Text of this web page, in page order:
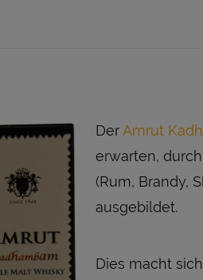
DerAmrut
erwarten,
(Rum, Brandy,
ausgebildet.
Dies macht